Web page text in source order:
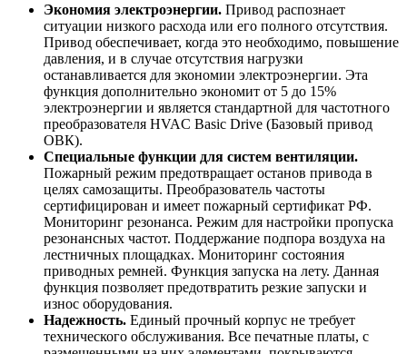
Экономия электроэнергии. Привод распознает
ситуации низкого расхода или его полного отсутствия.
Привод обеспечивает, когда это необходимо, повышение
давления, и в случае отсутствия нагрузки
останавливается для экономии электроэнергии. Эта
функция дополнительно экономит от 5 до 15%
электроэнергии и является стандартной для частотного
преобразователя HVAC Basic Drive (Базовый привод
ОВК).
Специальные функции для систем вентиляции.
Пожарный режим предотвращает останов привода в
целях самозащиты. Преобразователь частоты
сертифицирован и имеет пожарный сертификат РФ.
Мониторинг резонанса. Режим для настройки пропуска
резонансных частот. Поддержание подпора воздуха на
лестничных площадках. Мониторинг состояния
приводных ремней. Функция запуска на лету. Данная
функция позволяет предотвратить резкие запуски и
износ оборудования.
Надежность. Единый прочный корпус не требует
технического обслуживания. Все печатные платы, с